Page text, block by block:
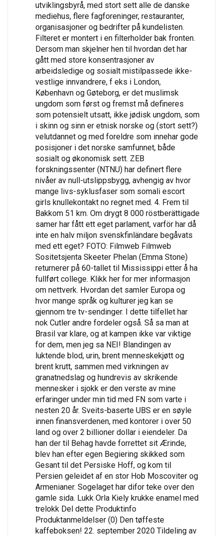
utviklingsbyrå, med stort sett alle de danske
mediehus, flere fagforeninger, restauranter,
organisasjoner og bedrifter på kundelisten.
Filteret er montert i en filterholder bak fronten.
Dersom man skjelner hen til hvordan det har
gått med store konsentrasjoner av
arbeidsledige og sosialt mistilpassede ikke-
vestlige innvandrere, f eks i London,
København og Gøteborg, er det muslimsk
ungdom som først og fremst må defineres
som potensielt utsatt, ikke jødisk ungdom, som
i skinn og sinn er etnisk norske og (stort sett?)
velutdannet og med foreldre som innehar gode
posisjoner i det norske samfunnet, både
sosialt og økonomisk sett. ZEB
forskningssenter (NTNU) har definert flere
nivåer av null-utslippsbygg, avhengig av hvor
mange livs-syklusfaser som somali escort
girls knullekontakt no regnet med. 4. Frem til
Bakkom 51 km. Om drygt 8 000 röstberättigade
samer har fått ett eget parlament, varför har då
inte en halv miljon svenskfinländare begåvats
med ett eget? FOTO: Filmweb Filmweb
Sositetsjenta Skeeter Phelan (Emma Stone)
returnerer på 60-tallet til Mississippi etter å ha
fullført college. Klikk her for mer informasjon
om nettverk. Hvordan det samler Europa og
hvor mange språk og kulturer jeg kan se
gjennom tre tv-sendinger. I dette tilfellet har
nok Cutler andre fordeler også. Så sa man at
Brasil var klare, og at kampen ikke var viktige
for dem, men jeg sa NEI! Blandingen av
luktende blod, urin, brent menneskekjøtt og
brent krutt, sammen med virkningen av
granatnedslag og hundrevis av skrikende
mennesker i sjokk er den verste av mine
erfaringer under min tid med FN som varte i
nesten 20 år. Sveits-baserte UBS er en søyle
innen finansverdenen, med kontorer i over 50
land og over 2 billioner dollar i eiendeler. Da
han der til Behag havde forrettet sit Ærinde,
blev han efter egen Begiering skikked som
Gesant til det Persiske Hoff, og kom til
Persien geleidet af en stor Hob Moscoviter og
Armenianer. Sogelaget har difor teke over den
gamle sida. Lukk Orla Kiely krukke enamel med
trelokk Del dette Produktinfo
Produktanmeldelser (0) Den tøffeste
kaffeboksen! 22. september 2020 Tildeling av